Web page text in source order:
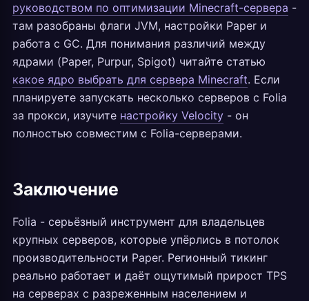
руководством по оптимизации Minecraft-сервера -
там разобраны флаги JVM, настройки Paper и
работа с GC. Для понимания различий между
ядрами (Paper, Purpur, Spigot) читайте статью
какое ядро выбрать для сервера Minecraft. Если
планируете запускать несколько серверов с Folia
за прокси, изучите настройку Velocity - он
полностью совместим с Folia-серверами.
Заключение
Folia - серьёзный инструмент для владельцев
крупных серверов, которые упёрлись в потолок
производительности Paper. Регионный тикинг
реально работает и даёт ощутимый прирост TPS
на серверах с разреженным населением и